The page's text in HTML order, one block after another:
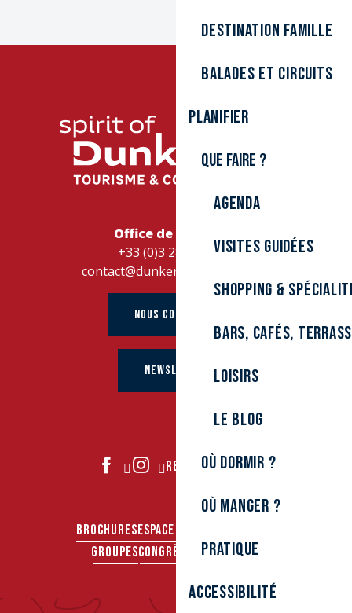
Destination Famille
Balades et circuits
Planifier
Que faire ?
Agenda
Visites guidées
Shopping &
Bars, cafés,
Loisirs
Le Blog
Où dormir ?
Où manger ?
Pratique
Accessibilité
Office de Tourisme
+33 (0)3 28 26 27 28
contact@dunkerque-tourisme.fr
NOUS CONTACTER
NEWSLETTER
REJOIGNEZ-NOUS
BROCHURESESPACE PRO
GROUPESCONGRÈS & SÉMINAIRES